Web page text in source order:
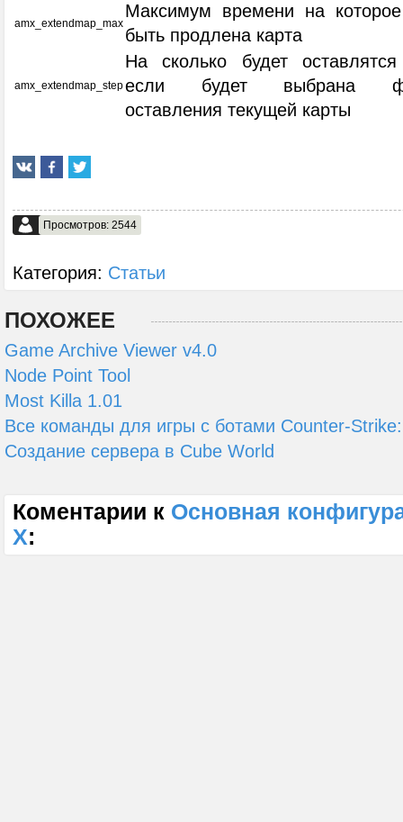
amx_extendmap_max
Максимум времени на
быть продлена карта
amx_extendmap_step
На сколько будет
если будет выбрана
оставления текущей карты
Просмотров: 2544
Категория: Статьи
ПОХОЖЕЕ
Game Archive Viewer v4.0
Node Point Tool
Most Killa 1.01
Все команды для игры с ботами Counter-
Создание сервера в Cube World
Коментарии к Основная
X: